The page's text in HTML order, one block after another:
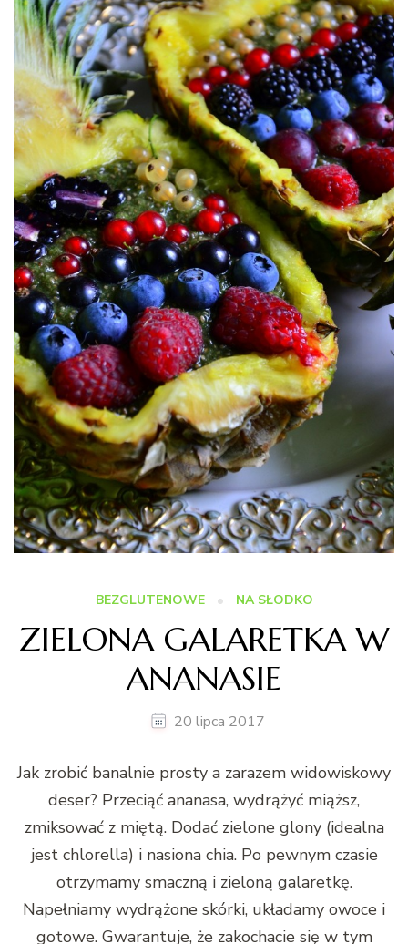
BEZGLUTENOWE NA SŁODKO
ZIELONA GALARETKA W
ANANASIE
20 lipca 2017
Jak zrobić banalnie prosty a zarazem widowiskowy
deser? Przeciąć ananasa, wydrążyć miąższ,
zmiksować z miętą. Dodać zielone glony (idealna
jest chlorella) i nasiona chia. Po pewnym czasie
otrzymamy smaczną i zieloną galaretkę.
Napełniamy wydrążone skórki, układamy owoce i
gotowe. Gwarantuje, że zakochacie się w tym